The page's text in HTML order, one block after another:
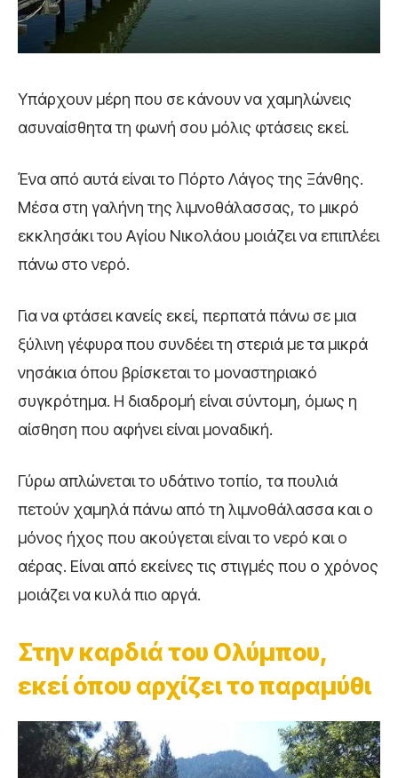
Υπάρχουν μέρη που σε κάνουν να χαμηλώνεις
ασυναίσθητα τη φωνή σου μόλις φτάσεις εκεί.
Ένα από αυτά είναι το Πόρτο Λάγος της Ξάνθης.
Μέσα στη γαλήνη της λιμνοθάλασσας, το μικρό
εκκλησάκι του Αγίου Νικολάου μοιάζει να επιπλέει
πάνω στο νερό.
Για να φτάσει κανείς εκεί, περπατά πάνω σε μια
ξύλινη γέφυρα που συνδέει τη στεριά με τα μικρά
νησάκια όπου βρίσκεται το μοναστηριακό
συγκρότημα. Η διαδρομή είναι σύντομη, όμως η
αίσθηση που αφήνει είναι μοναδική.
Γύρω απλώνεται το υδάτινο τοπίο, τα πουλιά
πετούν χαμηλά πάνω από τη λιμνοθάλασσα και ο
μόνος ήχος που ακούγεται είναι το νερό και ο
αέρας. Είναι από εκείνες τις στιγμές που ο χρόνος
μοιάζει να κυλά πιο αργά.
Στην καρδιά του Ολύμπου,
εκεί όπου αρχίζει το παραμύθι